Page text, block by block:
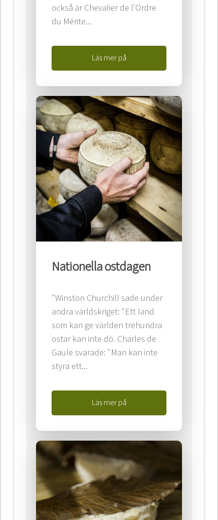
också är Chevalier de l'Ordre
du Mérite...
Läs mer på
Nationella ostdagen
"Winston Churchill sade under
andra världskriget: "Ett land
som kan ge världen trehundra
ostar kan inte dö. Charles de
Gaule svarade: "Man kan inte
styra ett...
Läs mer på